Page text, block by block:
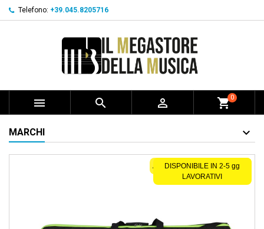
Telefono: +39.045.8205716
   shopping_cart0
MARCHI
ACQUISTABILE SOLO ONLINE
DISPONIBILE IN 2-5 gg
LAVORATIVI